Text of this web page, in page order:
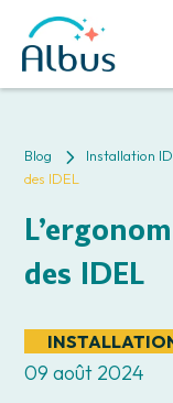
Blog 5 Installation
des IDEL
des IDEL
09 août 2024